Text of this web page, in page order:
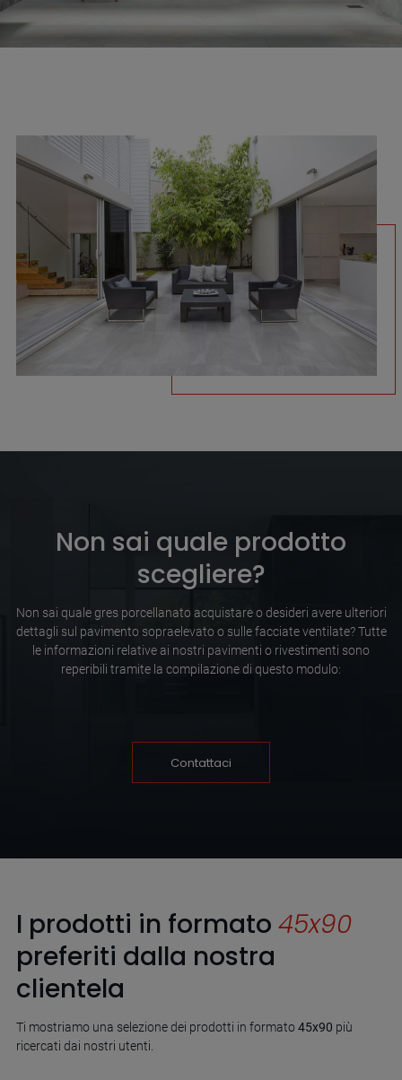
Non sai quale prodotto
scegliere?
Non sai quale gres porcellanato acquistare o desideri avere ulteriori
dettagli sul pavimento sopraelevato o sulle facciate ventilate? Tutte
le informazioni relative ai nostri pavimenti o rivestimenti sono
reperibili tramite la compilazione di questo modulo:
Contattaci
I prodotti in formato 45x90
preferiti dalla nostra
clientela
Ti mostriamo una selezione dei prodotti in formato 45x90 più
ricercati dai nostri utenti.